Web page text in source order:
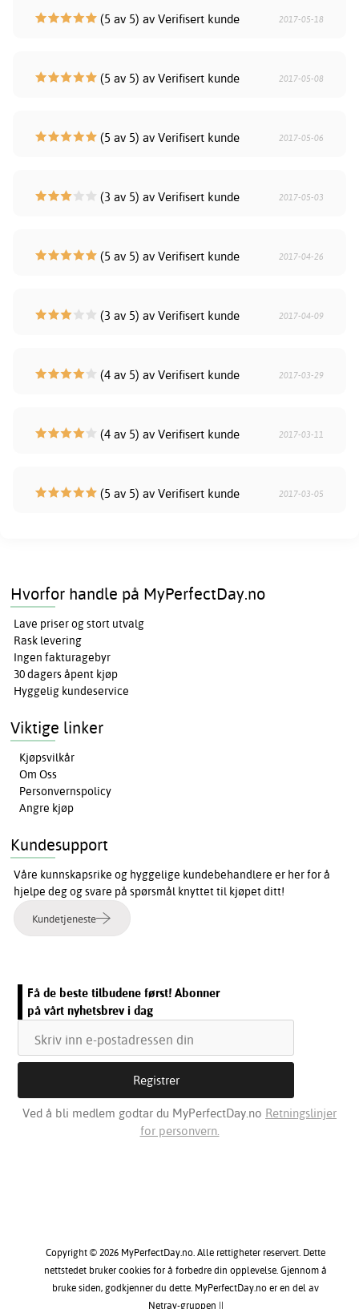
(5 av 5) av Verifisert kunde 2017-05-18
(5 av 5) av Verifisert kunde 2017-05-08
(5 av 5) av Verifisert kunde 2017-05-06
(3 av 5) av Verifisert kunde 2017-05-03
(5 av 5) av Verifisert kunde 2017-04-26
(3 av 5) av Verifisert kunde 2017-04-09
(4 av 5) av Verifisert kunde 2017-03-29
(4 av 5) av Verifisert kunde 2017-03-11
(5 av 5) av Verifisert kunde 2017-03-05
Hvorfor handle på MyPerfectDay.no
Lave priser og stort utvalg
Rask levering
Ingen fakturagebyr
30 dagers åpent kjøp
Hyggelig kundeservice
Viktige linker
Kjøpsvilkår
Om Oss
Personvernspolicy
Angre kjøp
Kundesupport
Våre kunnskapsrike og hyggelige kundebehandlere er her for å
hjelpe deg og svare på spørsmål knyttet til kjøpet ditt!
Kundetjeneste
Få de beste tilbudene først! Abonner
på vårt nyhetsbrev i dag
Ved å bli medlem godtar du MyPerfectDay.no Retningslinjer
for personvern.
Copyright © 2026 MyPerfectDay.no. Alle rettigheter reservert. Dette
nettstedet bruker cookies for å forbedre din opplevelse. Gjennom å
bruke siden, godkjenner du dette. MyPerfectDay.no er en del av
Netray-gruppen ||